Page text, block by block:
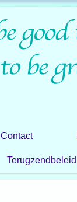
Contact
Terugzendbeleid